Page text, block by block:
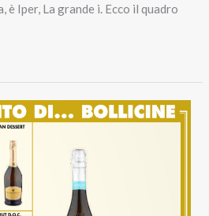
è Iper, La grande i. Ecco il quadro